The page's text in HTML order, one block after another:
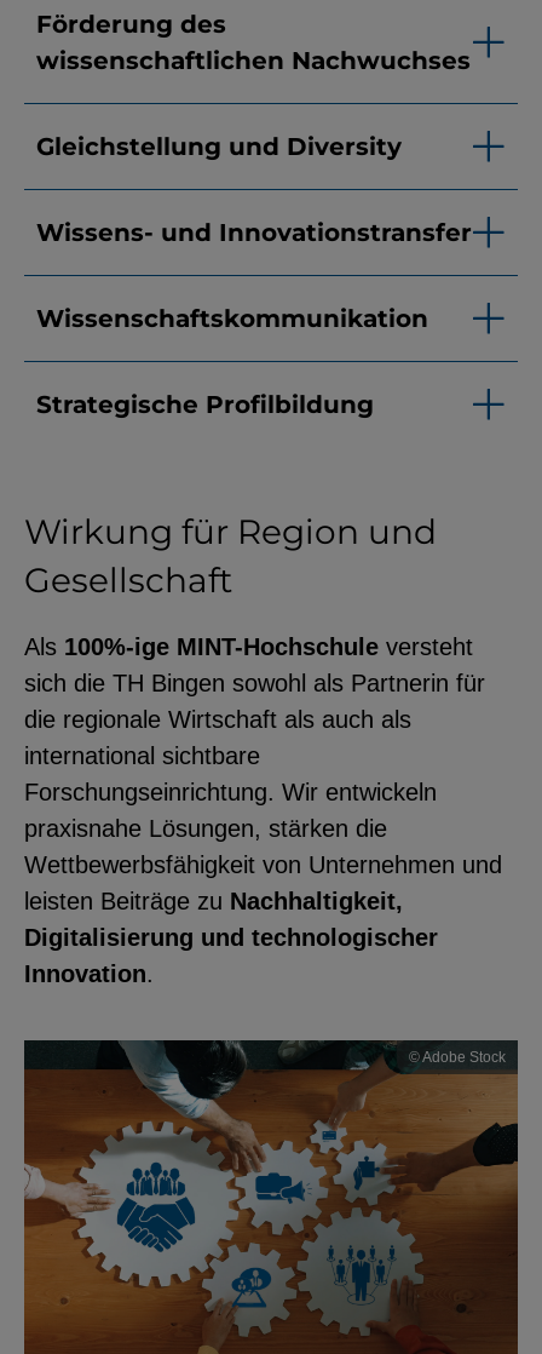
Förderung des
wissenschaftlichen Nachwuchses
Gleichstellung und Diversity
Wissens- und Innovationstransfer
Wissenschaftskommunikation
Strategische Profilbildung
Wirkung für Region und
Gesellschaft
Als 100%-ige MINT-Hochschule versteht
sich die TH Bingen sowohl als Partnerin für
die regionale Wirtschaft als auch als
international sichtbare
Forschungseinrichtung. Wir entwickeln
praxisnahe Lösungen, stärken die
Wettbewerbsfähigkeit von Unternehmen und
leisten Beiträge zu Nachhaltigkeit,
Digitalisierung und technologischer
Innovation.
© Adobe Stock